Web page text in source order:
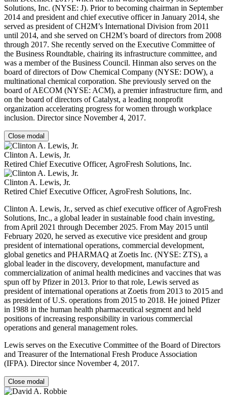
Solutions, Inc. (NYSE: J). Prior to becoming chairman in September
2014 and president and chief executive officer in January 2014, she
served as president of CH2M’s International Division from 2011
until 2014, and she served on CH2M’s board of directors from 2008
through 2017. She recently served on the Executive Committee of
the Business Roundtable, chairing its infrastructure committee, and
was a member of the Business Council. Hinman also serves on the
board of directors of Dow Chemical Company (NYSE: DOW), a
multinational chemical corporation. She previously served on the
board of AECOM (NYSE: ACM), a premier infrastructure firm, and
on the board of directors of Catalyst, a leading nonprofit
organization accelerating progress for women through workplace
inclusion. Director since November 4, 2017.
Close modal
Clinton A. Lewis, Jr.
Retired Chief Executive Officer, AgroFresh Solutions, Inc.
Clinton A. Lewis, Jr.
Retired Chief Executive Officer, AgroFresh Solutions, Inc.
Clinton A. Lewis, Jr., served as chief executive officer of AgroFresh
Solutions, Inc., a global leader in sustainable food chain investing,
from April 2021 through December 2025. From May 2015 until
February 2020, he served as executive vice president and group
president of international operations, commercial development,
global genetics and PHARMAQ at Zoetis Inc. (NYSE: ZTS), a
global leader in the discovery, development, manufacture and
commercialization of animal health medicines and vaccines that was
spun off by Pfizer in 2013. Prior to that role, Lewis served as
president of international operations at Zoetis from 2013 to 2015 and
as president of U.S. operations from 2015 to 2018. He joined Pfizer
in 1988 in the human health pharmaceutical segment and held
positions of increasing responsibility in various commercial
operations and general management roles.
Lewis serves on the Executive Committee of the Board of Directors
and Treasurer of the International Fresh Produce Association
(IFPA). Director since November 4, 2017.
Close modal